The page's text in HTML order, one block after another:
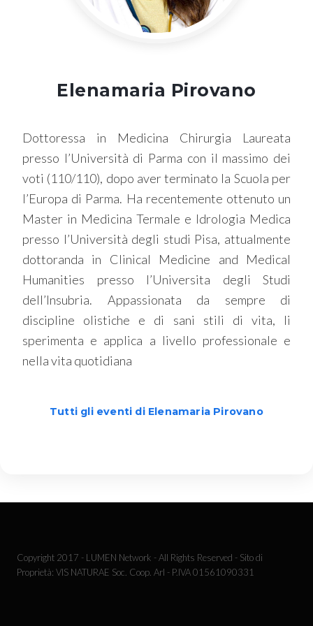
Elenamaria Pirovano
Dottoressa in Medicina Chirurgia Laureata
presso l’Università di Parma con il massimo dei
voti (110/110), dopo aver terminato la Scuola per
l’Europa di Parma. Ha recentemente ottenuto un
Master in Medicina Termale e Idrologia Medica
presso l’Università degli studi Pisa, attualmente
dottoranda in Clinical Medicine and Medical
Humanities presso l’Universita degli Studi
dell’Insubria. Appassionata da sempre di
discipline olistiche e di sani stili di vita, li
sperimenta e applica a livello professionale e
nella vita quotidiana
Tutti gli eventi di Elenamaria Pirovano
Copyright 2017 - LUMEN Network - All Rights Reserved - Sito di
Proprietà: VIS NATURAE Soc. Coop. Arl - P.IVA 01561090331